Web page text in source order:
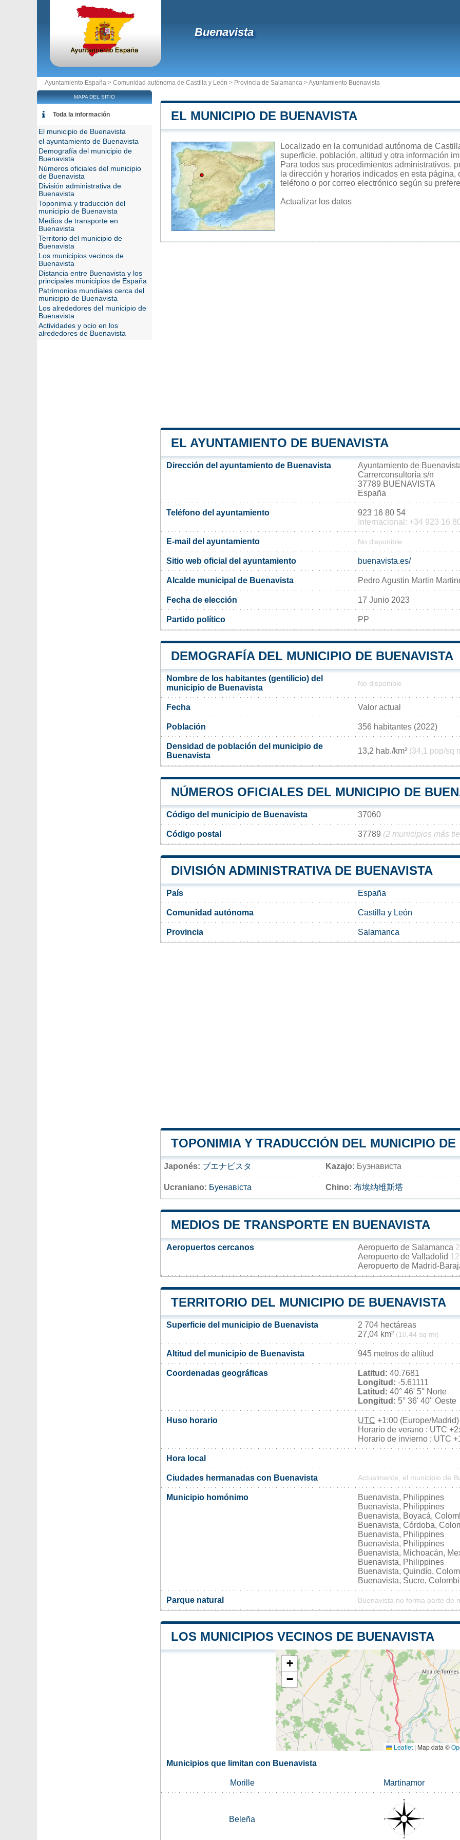
Buenavista
Ayuntamiento España > Comunidad autónoma de Castilla y León > Provincia de Salamanca >Ayuntamiento Buenavista
EL MUNICIPIO DE BUENAVISTA
Localizado en la comunidad autónoma de
superficie, población, altitud y otra información
Para todos sus procedimientos administrativos,
la dirección y horarios indicados en esta
teléfono o por correo electrónico según su
Actualizar los datos
EL AYUNTAMIENTO DE BUENAVISTA
Dirección del ayuntamiento de Buenavista
Ayuntamiento de
Carrerconsultoría s/n
37789 BUENAVISTA
España
Teléfono del ayuntamiento
923 16 80 54
Internacional: +34 923 16
E-mail del ayuntamiento No disponible
Sitio web oficial del ayuntamiento buenavista.es/
Alcalde municipal de Buenavista Pedro Agustin Martin
Fecha de elección 17 Junio 2023
Partido político PP
DEMOGRAFÍA DEL MUNICIPIO DE BUENAVISTA
Nombre de los habitantes (gentilicio) del
municipio de Buenavista
No disponible
Fecha Valor actual
Población 356 habitantes (2022)
Densidad de población del municipio de
Buenavista
13,2 hab./km² (34,1 pop/sq
NÚMEROS OFICIALES DEL MUNICIPIO DE
Código del municipio de Buenavista 37060
Código postal 37789 (2 municipios más
DIVISIÓN ADMINISTRATIVA DE BUENAVISTA
País España
Comunidad autónoma Castilla y León
Provincia Salamanca
TOPONIMIA Y TRADUCCIÓN DEL MUNICIPIO DE
Japonés: ブエナビスタ Kazajo: Буэнависта
Ucraniano: Буенавіста Chino: 布埃纳维斯塔
MEDIOS DE TRANSPORTE EN BUENAVISTA
Aeropuertos cercanos Aeropuerto de Salamanca
Aeropuerto de Valladolid
Aeropuerto de Madrid-
TERRITORIO DEL MUNICIPIO DE BUENAVISTA
Superficie del municipio de Buenavista
2 704 hectáreas
27,04 km² (10,44 sq mi)
Altitud del municipio de Buenavista 945 metros de altitud
Coordenadas geográficas Latitud: 40.7681
Longitud: -5.61111
Latitud: 40° 46' 5'' Norte
Longitud: 5° 36' 40'' Oeste
Huso horario UTC +1:00 (Europe/Madrid)
Horario de verano : UTC
Horario de invierno : UTC
Hora local
Ciudades hermanadas con Buenavista Actualmente, el municipio de
Municipio homónimo
Buenavista, Philippines
Buenavista, Philippines
Buenavista, Boyacá,
Buenavista, Córdoba,
Buenavista, Philippines
Buenavista, Philippines
Buenavista, Michoacán,
Buenavista, Philippines
Buenavista, Quindío,
Buenavista, Sucre,
Parque natural Buenavista no forma parte de
LOS MUNICIPIOS VECINOS DE BUENAVISTA
+
−
Leaflet | Map data ©
Municipios que limitan con Buenavista
Morille Martinamor
Beleña
MAPA DEL SITIO
Toda la información
El municipio de Buenavista
el ayuntamiento de Buenavista
Demografía del municipio de
Buenavista
Números oficiales del municipio
de Buenavista
División administrativa de
Buenavista
Toponimia y traducción del
municipio de Buenavista
Medios de transporte en
Buenavista
Territorio del municipio de
Buenavista
Los municipios vecinos de
Buenavista
Distancia entre Buenavista y los
principales municipios de España
Patrimonios mundiales cerca del
municipio de Buenavista
Los alrededores del municipio de
Buenavista
Actividades y ocio en los
alrededores de Buenavista